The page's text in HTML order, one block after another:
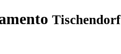
Tischendorf